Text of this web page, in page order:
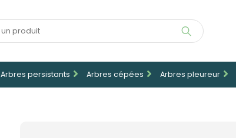
Arbres persistants Arbres cépées Arbres pleureur